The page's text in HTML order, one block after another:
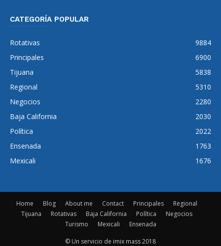
CATEGORÍA POPULAR
Rotativas
9884
Principales
6900
Tijuana
5838
Regional
5310
Negocios
2280
Baja California
2030
Política
2022
Ensenada
1763
Mexicali
1676
Home Blog About me Contact Principales
Regional
Tijuana
Rotativas Baja California Política
Negocios
Turismo
Mexicali Ensenada
© Un servicio de imix mass 2018